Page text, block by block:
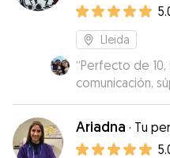
Lleida
“Perfecto de
comunicación,
seguro 😁😁”
Ariadna · Tu